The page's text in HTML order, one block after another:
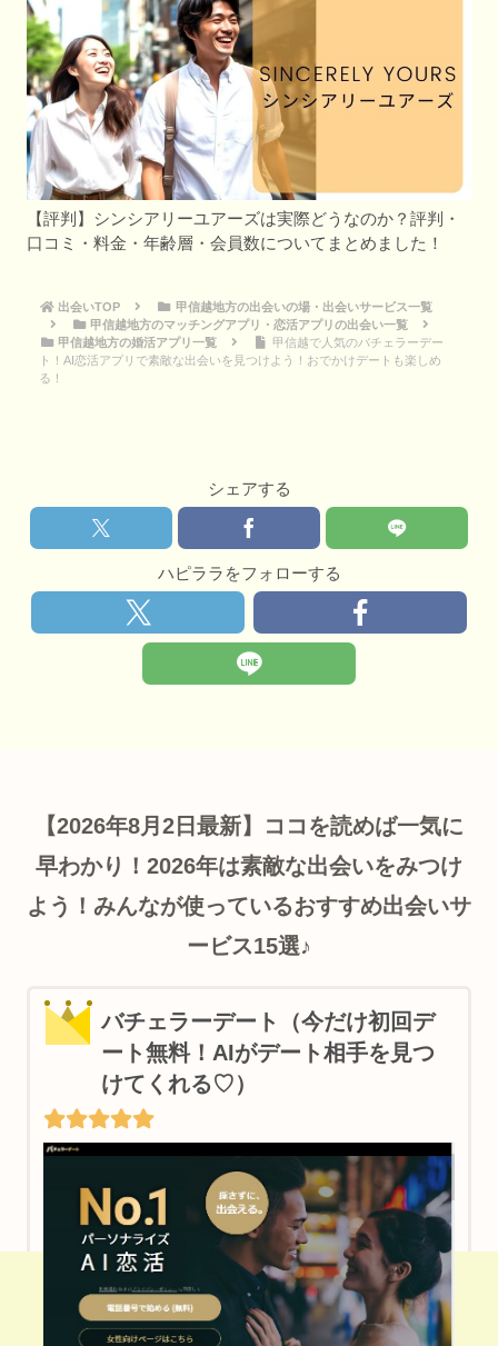
【評判】シンシアリーユアーズは実際どうなのか？評判・
口コミ・料金・年齢層・会員数についてまとめました！
出会いTOP
甲信越地方の出会いの場・出会いサービス一覧
甲信越地方のマッチングアプリ・恋活アプリの出会い一覧
甲信越地方の婚活アプリ一覧
甲信越で人気のバチェラーデー
ト！AI恋活アプリで素敵な出会いを見つけよう！おでかけデートも楽しめ
る！
【PR】ご近所の相手に会える＆遊び友達見つかる♪
ワクワクメールはこちら♪（男女登録無料）
シェアする
ハピララをフォローする
【2026年8月2日最新】ココを読めば一気に
早わかり！2026年は素敵な出会いをみつけ
よう！みんなが使っているおすすめ出会いサ
ービス15選♪
バチェラーデート（今だけ初回デ
ート無料！AIがデート相手を見つ
けてくれる♡）